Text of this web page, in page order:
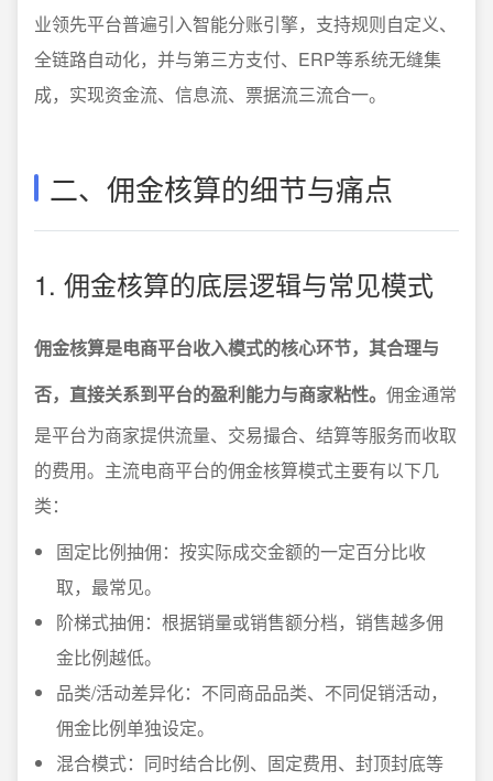
业领先平台普遍引入智能分账引擎，支持规则自定义、
全链路自动化，并与第三方支付、ERP等系统无缝集
成，实现资金流、信息流、票据流三流合一。
二、佣金核算的细节与痛点
1. 佣金核算的底层逻辑与常见模式
佣金核算是电商平台收入模式的核心环节，其合理与
否，直接关系到平台的盈利能力与商家粘性。 佣金通常
是平台为商家提供流量、交易撮合、结算等服务而收取
的费用。主流电商平台的佣金核算模式主要有以下几
类：
固定比例抽佣：按实际成交金额的一定百分比收
取，最常见。
阶梯式抽佣：根据销量或销售额分档，销售越多佣
金比例越低。
品类/活动差异化：不同商品品类、不同促销活动，
佣金比例单独设定。
混合模式：同时结合比例、固定费用、封顶封底等